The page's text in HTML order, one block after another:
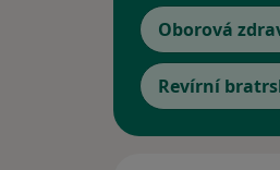
Oborová
Revírní